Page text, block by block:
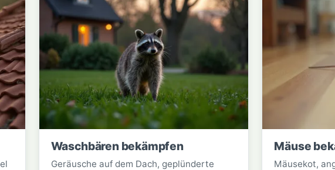
Waschbären bekämpfen
Geräusche auf dem Dach, geplünderte
Mäuse
Mäusekot,